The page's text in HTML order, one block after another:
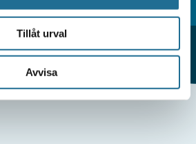
Tillåt urval
Avvisa